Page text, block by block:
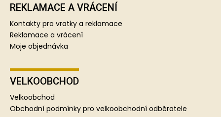
REKLAMACE A VRÁCENÍ
Kontakty pro vratky a reklamace
Reklamace a vrácení
Moje objednávka
VELKOOBCHOD
Velkoobchod
Obchodní podmínky pro velkoobchodní odběratele